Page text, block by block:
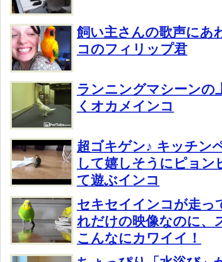
飼い主さんの歌声にあ
コのフィリップ君
ランニングマシーンの
くオカメインコ
超ゴキゲン♪ キッチン
して嬉しそうにピョン
て遊ぶインコ
セキセイインコが走っ
れだけの映像なのに、
こんなにカワイイ！